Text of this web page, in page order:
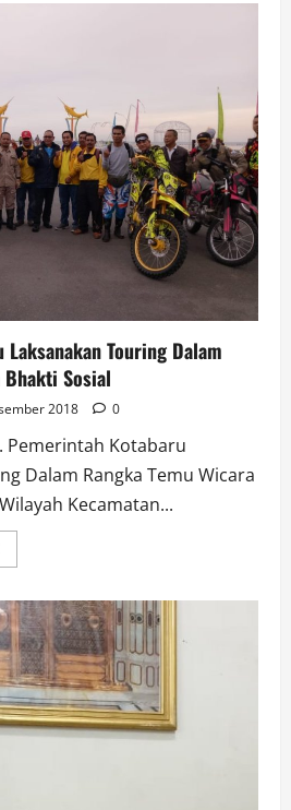
Jelang
Malam
Pisah
Sambut
Touring Dalam
Bhakti Sosial
2018 0
Pemerintah Kotabaru
Dalam Rangka Temu Wicara
Kecamatan...
Read
more
Kotabaru
Laksanakan
Touring
Dalam
Rangka
Temu
Wicara
Bhakti
Sosial